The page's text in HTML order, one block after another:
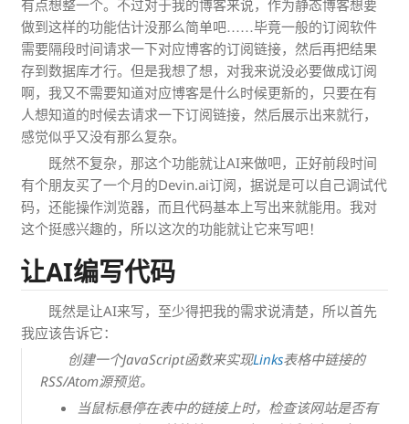
有点想整一个。不过对于我的博客来说，作为静态博客想要
做到这样的功能估计没那么简单吧……毕竟一般的订阅软件
需要隔段时间请求一下对应博客的订阅链接，然后再把结果
存到数据库才行。但是我想了想，对我来说没必要做成订阅
啊，我又不需要知道对应博客是什么时候更新的，只要在有
人想知道的时候去请求一下订阅链接，然后展示出来就行，
感觉似乎又没有那么复杂。
既然不复杂，那这个功能就让AI来做吧，正好前段时间
有个朋友买了一个月的Devin.ai订阅，据说是可以自己调试代
码，还能操作浏览器，而且代码基本上写出来就能用。我对
这个挺感兴趣的，所以这次的功能就让它来写吧！
让AI编写代码
既然是让AI来写，至少得把我的需求说清楚，所以首先
我应该告诉它：
创建一个JavaScript函数来实现Links表格中链接的
RSS/Atom源预览。
当鼠标悬停在表中的链接上时，检查该网站是否有